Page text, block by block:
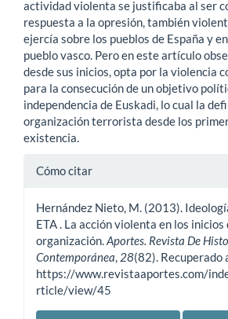
actividad violenta se justificaba al ser
respuesta a la opresión, también
ejercía sobre los pueblos de España y
pueblo vasco. Pero en este artículo
desde sus inicios, opta por la violencia
para la consecución de un objetivo
independencia de Euskadi, lo cual la
organización terrorista desde los
existencia.
Detalles
artículo
Cómo citar
Hernández Nieto, M. (2013).
ETA . La acción violenta en los inicios
organización.Aportes. Revista De
Contemporánea, 28(82). Recuperado
https://www.revistaaportes.com/
rticle/view/45